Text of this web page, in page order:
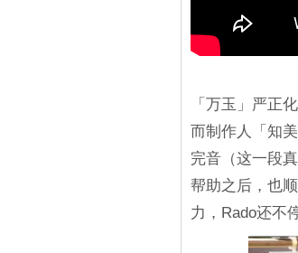
「万玉」严正
而制作人「知
完音（这一段
帮助之后，也
力，Rado还不